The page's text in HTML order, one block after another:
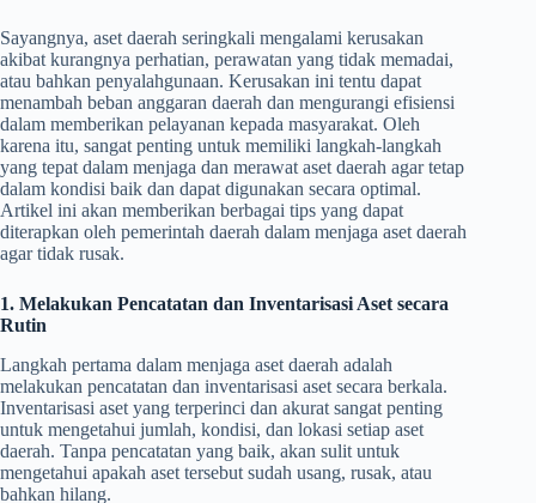
Sayangnya, aset daerah seringkali mengalami kerusakan
akibat kurangnya perhatian, perawatan yang tidak memadai,
atau bahkan penyalahgunaan. Kerusakan ini tentu dapat
menambah beban anggaran daerah dan mengurangi efisiensi
dalam memberikan pelayanan kepada masyarakat. Oleh
karena itu, sangat penting untuk memiliki langkah-langkah
yang tepat dalam menjaga dan merawat aset daerah agar tetap
dalam kondisi baik dan dapat digunakan secara optimal.
Artikel ini akan memberikan berbagai tips yang dapat
diterapkan oleh pemerintah daerah dalam menjaga aset daerah
agar tidak rusak.
1. Melakukan Pencatatan dan Inventarisasi Aset secara
Rutin
Langkah pertama dalam menjaga aset daerah adalah
melakukan pencatatan dan inventarisasi aset secara berkala.
Inventarisasi aset yang terperinci dan akurat sangat penting
untuk mengetahui jumlah, kondisi, dan lokasi setiap aset
daerah. Tanpa pencatatan yang baik, akan sulit untuk
mengetahui apakah aset tersebut sudah usang, rusak, atau
bahkan hilang.